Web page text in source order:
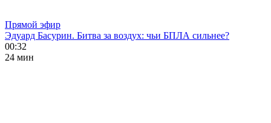
Прямой эфир
Эдуард Басурин. Битва за воздух: чьи БПЛА сильнее?
00:32
24 мин